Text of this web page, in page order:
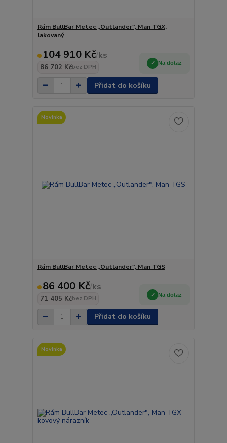
Rám BullBar Metec ,,Outlander", Man TGX,
lakovaný
104 910 Kč/ks
86 702 Kčbez DPH
Na dotaz
Přidat do košíku
Novinka
Rám BullBar Metec ,,Outlander", Man TGS
86 400 Kč/ks
71 405 Kčbez DPH
Na dotaz
Přidat do košíku
Novinka